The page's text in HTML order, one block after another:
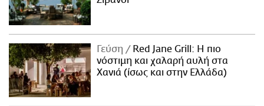
Γεύση
Red Jane Grill: Η πιο
νόστιμη και χαλαρή αυλή στα
Χανιά (ίσως και στην Ελλάδα)